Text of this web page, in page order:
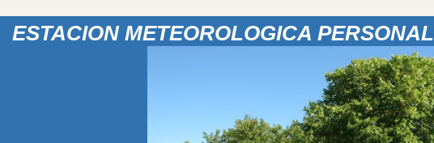
ESTACION METEOROLOGICA PERSONAL